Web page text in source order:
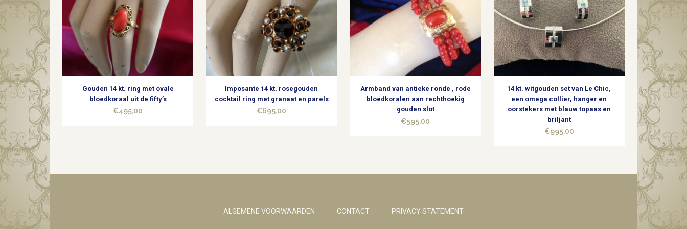
Gouden 14 kt. ring met ovale
bloedkoraal uit de fifty’s
€495,00
Imposante 14 kt. rosegouden
cocktail ring met granaat en parels
€695,00
Armband van antieke ronde , rode
bloedkoralen aan rechthoekig
gouden slot
€595,00
14 kt. witgouden set van Le Chic,
een omega collier, hanger en
oorstekers met blauw topaas en
briljant
€995,00
ALGEMENE VOORWAARDEN CONTACT PRIVACY STATEMENT